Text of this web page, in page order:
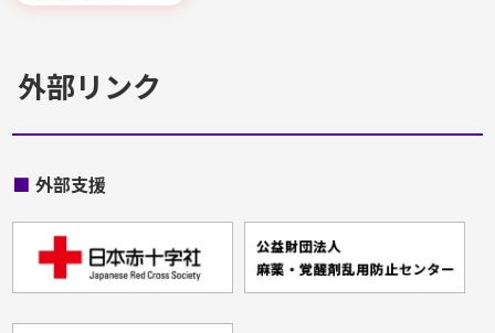
外部リンク
■ 外部支援